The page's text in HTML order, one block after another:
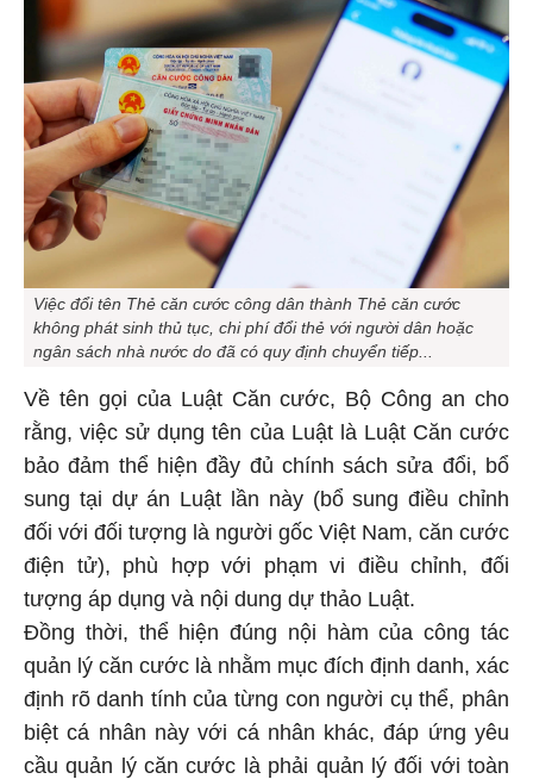
Việc đổi tên Thẻ căn cước công dân thành Thẻ căn cước
không phát sinh thủ tục, chi phí đổi thẻ với người dân hoặc
ngân sách nhà nước do đã có quy định chuyển tiếp...
Về tên gọi của Luật Căn cước, Bộ Công an cho
rằng, việc sử dụng tên của Luật là Luật Căn cước
bảo đảm thể hiện đầy đủ chính sách sửa đổi, bổ
sung tại dự án Luật lần này (bổ sung điều chỉnh
đối với đối tượng là người gốc Việt Nam, căn cước
điện tử), phù hợp với phạm vi điều chỉnh, đối
tượng áp dụng và nội dung dự thảo Luật.
Đồng thời, thể hiện đúng nội hàm của công tác
quản lý căn cước là nhằm mục đích định danh, xác
định rõ danh tính của từng con người cụ thể, phân
biệt cá nhân này với cá nhân khác, đáp ứng yêu
cầu quản lý căn cước là phải quản lý đối với toàn